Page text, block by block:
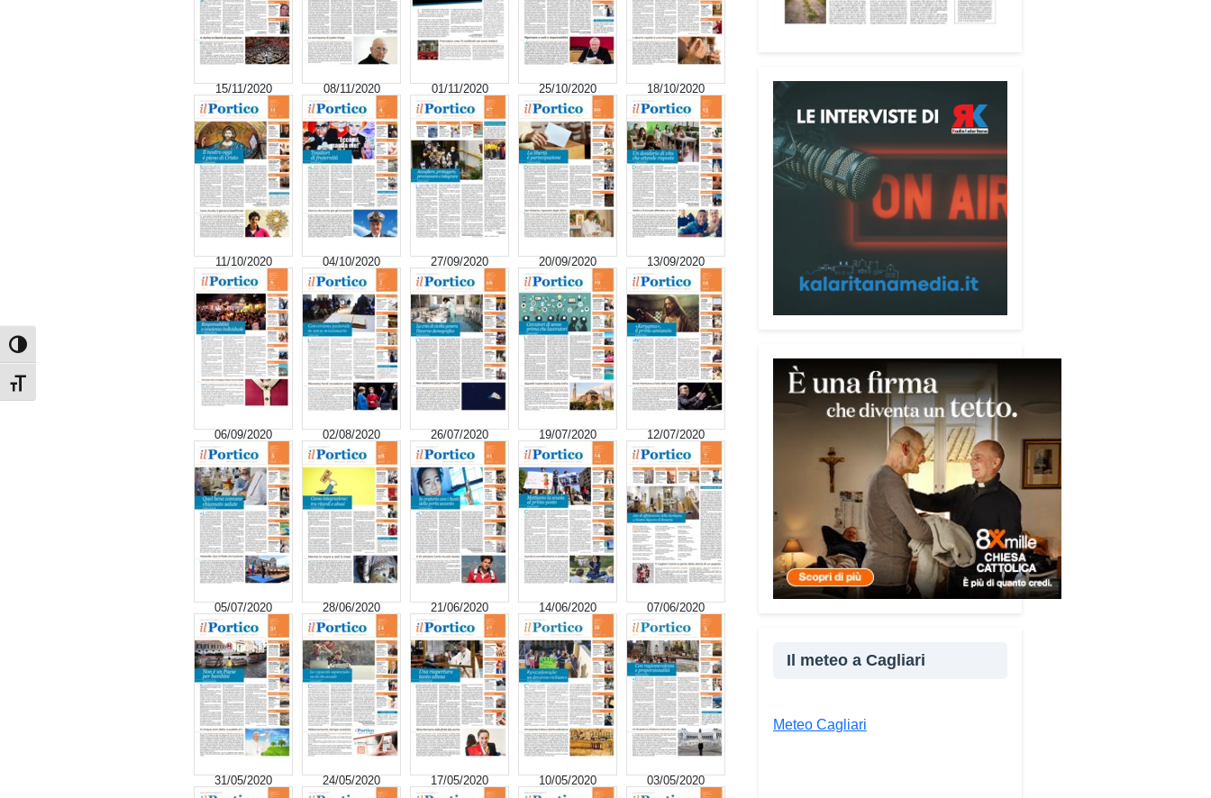
Attiva/disattiva alto contrasto
Attiva/disattiva dimensione testo
15/11/2020 08/11/2020 01/11/2020 25/10/2020 18/10/2020
11/10/2020 04/10/2020 27/09/2020 20/09/2020 13/09/2020
06/09/2020 02/08/2020 26/07/2020 19/07/2020 12/07/2020
05/07/2020 28/06/2020 21/06/2020 14/06/2020 07/06/2020
31/05/2020 24/05/2020 17/05/2020 10/05/2020 03/05/2020
dignità», racconta Alessandro
Tra i partecipanti anche i seminaristi,
impegnati accanto agli anziani della
casa di riposo Cristo Re.
«Un’esperienza di crescita umana e
spirituale che rafforza la vocazione
al servizio», sottolinea Cristiano
Il programma dedica spazio anche
ai temi della pace e della
cooperazione nel Mediterraneo.
Oggi pomeriggio, alla Mediateca del
l’arcivescovo monsignor Giuseppe
Baturi ha approfondito il ruolo dei
giovani nella costruzione di ponti tra
culture e popoli, con un confronto
inserito nel percorso “Cagliari Città
della Pace e del Mediterraneo”,
progetto che promuove il dialogo e
la collaborazione tra le diverse
realtà del bacino mediterraneo.
Tra le testimonianze quella di Thea,
giovane libanese del Consiglio dei
un’esperienza di volontariato: è
un’opportunità per costruire relazioni
universale capace di unire persone
diverse».
Il meteo a Cagliari
Meteo Cagliari